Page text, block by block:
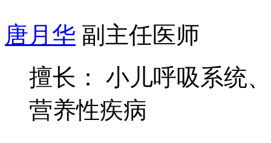
唐月华 副主任医师
擅长： 小儿呼吸系统
营养性疾病